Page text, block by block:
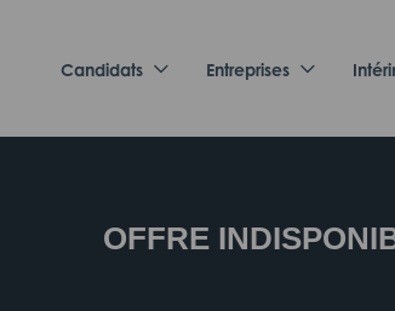
Candidats Entreprises
OFFRE